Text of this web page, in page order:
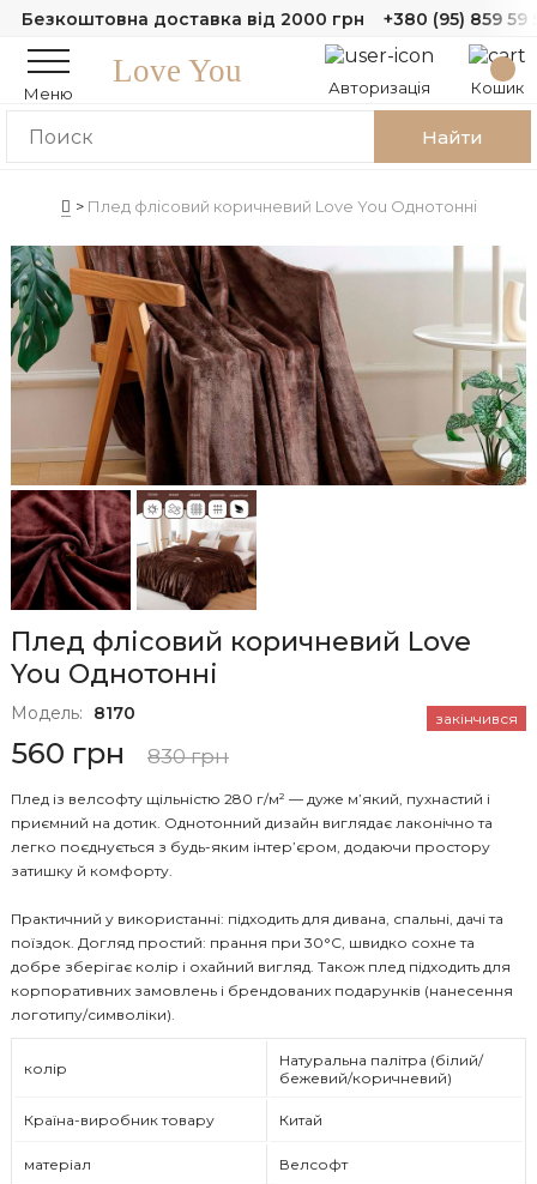
Безкоштовна доставка від 2000 грн +380 (95) 859 59
Меню
Love You Авторизація Кошик
Найти
Плед флісовий коричневий Love You Однотонні
Плед флісовий коричневий Love
You Однотонні
Модель: 8170 закінчився
560 грн 830 грн
колір
Натуральна палітра (білий/
бежевий/коричневий)
Країна-виробник товару Китай
матеріал Велсофт
Плед із велсофту щільністю 280 г/м² — дуже м’який, пухнастий і
приємний на дотик. Однотонний дизайн виглядає лаконічно та
легко поєднується з будь-яким інтер’єром, додаючи простору
затишку й комфорту.
Практичний у використанні: підходить для дивана, спальні, дачі та
поїздок. Догляд простий: прання при 30°C, швидко сохне та
добре зберігає колір і охайний вигляд. Також плед підходить для
корпоративних замовлень і брендованих подарунків (нанесення
логотипу/символіки).